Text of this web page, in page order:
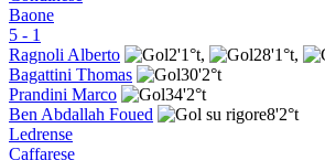
Baone
5 - 1
Ragnoli Alberto
2'1°t, 28'1°t,
Bagattini Thomas
30'2°t
Prandini Marco
34'2°t
Ben Abdallah Foued
8'2°t
Ledrense
Caffarese